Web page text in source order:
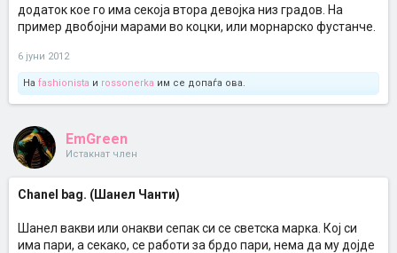
додаток кое го има секоја втора девојка низ градов. На
пример двобојни марами во коцки, или морнарско фустанче.
6 јуни 2012
На fashionista и rossonerka им се допаѓа ова.
EmGreen
Истакнат член
Chanel bag. (Шанел Чанти)
Шанел вакви или онакви сепак си се светска марка. Кој си
има пари, а секако, се работи за брдо пари, нема да му дојде